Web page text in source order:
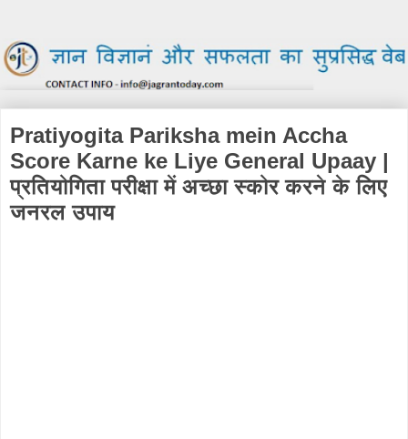
Pratiyogita Pariksha mein Accha
Score Karne ke Liye General Upaay |
प्रतियोगिता परीक्षा में अच्छा स्कोर करने के लिए
जनरल उपाय